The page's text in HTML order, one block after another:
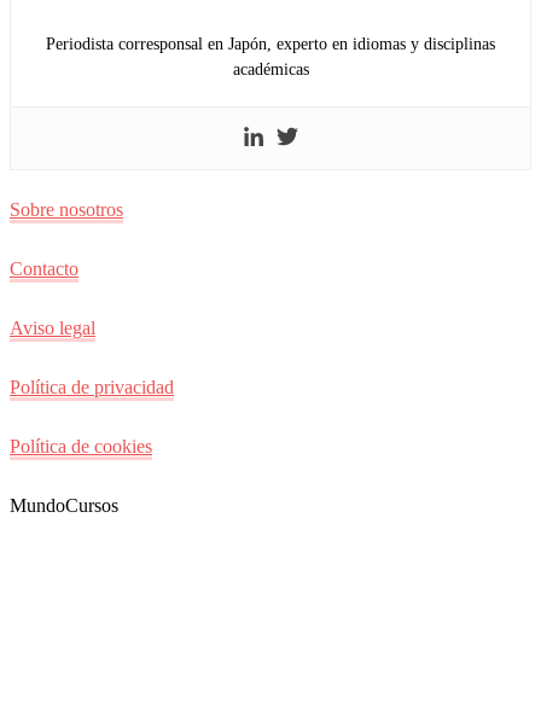
Periodista corresponsal en Japón, experto en idiomas y disciplinas
académicas
Sobre nosotros
Contacto
Aviso legal
Política de privacidad
Política de cookies
MundoCursos